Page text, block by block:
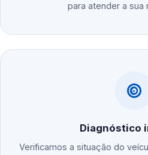
para atender a sua
Diagnóstico
Verificamos a situação do